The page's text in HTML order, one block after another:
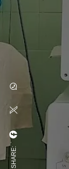
SHARE: